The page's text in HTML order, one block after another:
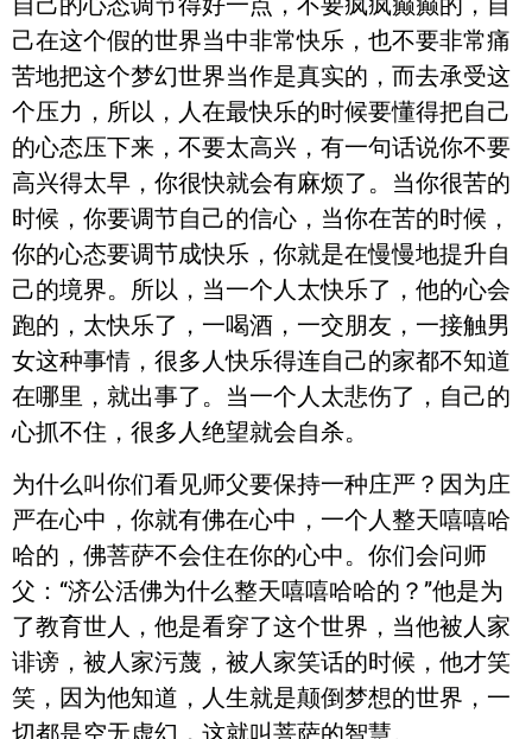
己在这个假的世界当中非常快乐，也不要非常痛
苦地把这个梦幻世界当作是真实的，而去承受这
个压力，所以，人在最快乐的时候要懂得把自己
的心态压下来，不要太高兴，有一句话说你不要
高兴得太早，你很快就会有麻烦了。当你很苦的
时候，你要调节自己的信心，当你在苦的时候，
你的心态要调节成快乐，你就是在慢慢地提升自
己的境界。所以，当一个人太快乐了，他的心会
跑的，太快乐了，一喝酒，一交朋友，一接触男
女这种事情，很多人快乐得连自己的家都不知道
在哪里，就出事了。当一个人太悲伤了，自己的
心抓不住，很多人绝望就会自杀。
为什么叫你们看见师父要保持一种庄严？因为庄
严在心中，你就有佛在心中，一个人整天嘻嘻哈
哈的，佛菩萨不会住在你的心中。你们会问师
父：“济公活佛为什么整天嘻嘻哈哈的？”他是为
了教育世人，他是看穿了这个世界，当他被人家
诽谤，被人家污蔑，被人家笑话的时候，他才笑
笑，因为他知道，人生就是颠倒梦想的世界，一
切都是空无虚幻，这就叫菩萨的智慧。